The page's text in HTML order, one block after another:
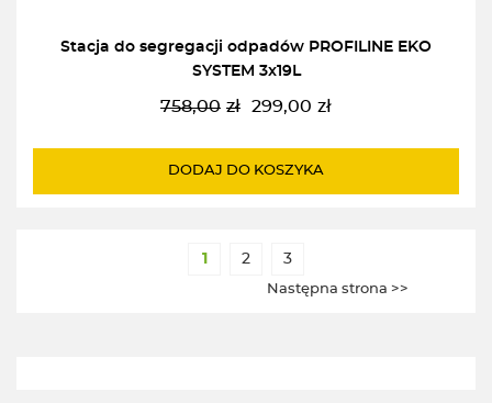
Stacja do segregacji odpadów PROFILINE EKO
SYSTEM 3x19L
758,00 zł
Pierwotna
wynosiła:
299,00 zł
Aktualna
wynosi:
DODAJ DO KOSZYKA
1 2 3
Następna strona >>